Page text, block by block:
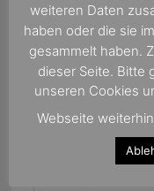
weiteren Daten
haben oder die sie
gesammelt haben.
dieser Seite. Bitte
unseren Cookies
Webseite